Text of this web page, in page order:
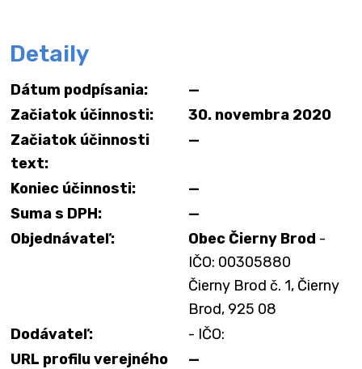
Detaily
Dátum podpísania:
—
Začiatok účinnosti:
30. novembra 2020
Začiatok účinnosti
text:
—
Koniec účinnosti:
—
Suma s DPH:
—
Objednávateľ:
Obec Čierny Brod -
IČO: 00305880
Čierny Brod č. 1, Čierny
Brod, 925 08
Dodávateľ:
- IČO:
URL profilu verejného
—